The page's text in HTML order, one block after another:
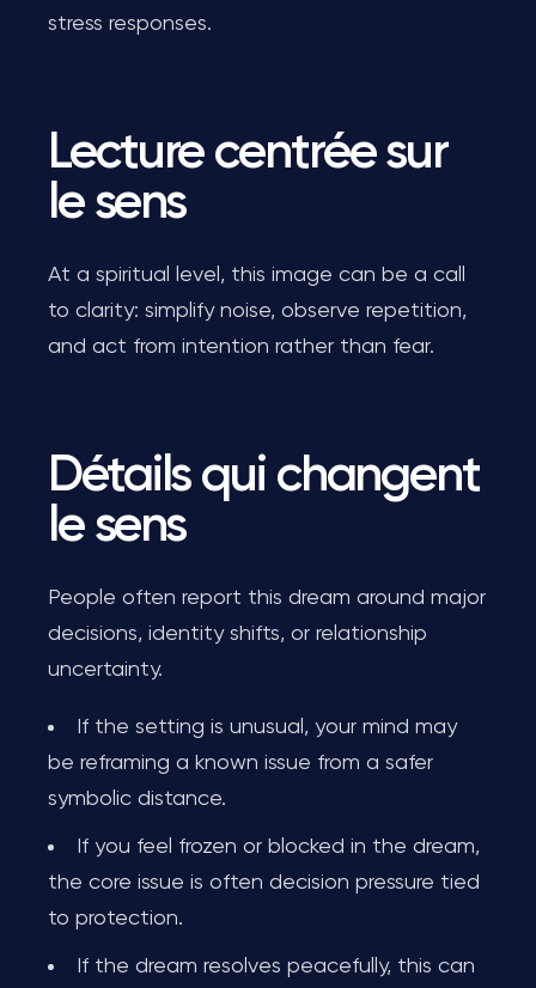
stress responses.
Lecture centrée sur
le sens
At a spiritual level, this image can be a call
to clarity: simplify noise, observe repetition,
and act from intention rather than fear.
Détails qui changent
le sens
People often report this dream around major
decisions, identity shifts, or relationship
uncertainty.
If the setting is unusual, your mind may
be reframing a known issue from a safer
symbolic distance.
If you feel frozen or blocked in the dream,
the core issue is often decision pressure tied
to protection.
If the dream resolves peacefully, this can